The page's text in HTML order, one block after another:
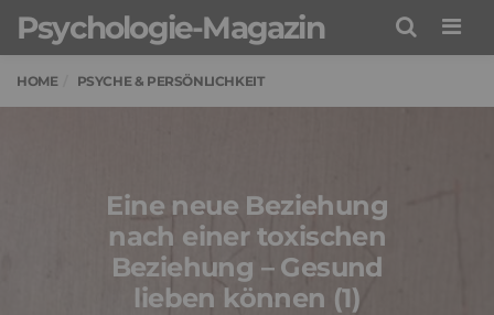
Psychologie-Magazin
HOME PSYCHE & PERSÖNLICHKEIT
Eine neue Beziehung
nach einer toxischen
Beziehung – Gesund
lieben können (1)